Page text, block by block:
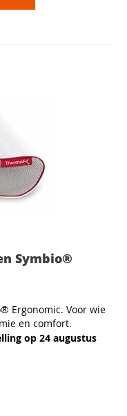
Symbio®
Ergonomic. Voor wie
en comfort.
op 24 augustus